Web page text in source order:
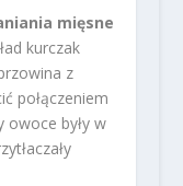
mięsne
kurczak
z
połączeniem
owoce były w